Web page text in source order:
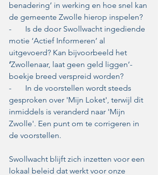
benadering’ in werking en hoe snel kan
de gemeente Zwolle hierop inspelen?
-       Is de door Swollwacht ingediende
motie ‘Actief Informeren’ al
uitgevoerd? Kan bijvoorbeeld het
‘Zwollenaar, laat geen geld liggen’-
boekje breed verspreid worden?
-       In de voorstellen wordt steeds
gesproken over 'Mijn Loket', terwijl dit
inmiddels is veranderd naar 'Mijn
Zwolle'. Een punt om te corrigeren in
de voorstellen.
Swollwacht blijft zich inzetten voor een
lokaal beleid dat werkt voor onze